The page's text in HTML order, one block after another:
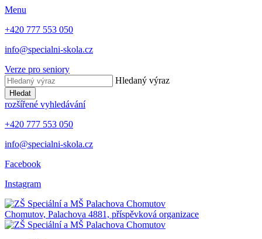
Menu
+420 777 553 050
info@specialni-skola.cz
Verze pro seniory
Hledaný výraz
Hledat
rozšířené vyhledávání
+420 777 553 050
info@specialni-skola.cz
Facebook
Instagram
Chomutov, Palachova 4881, příspěvková organizace